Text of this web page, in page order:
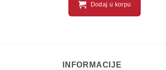
Dodaj u korpu
INFORMACIJE